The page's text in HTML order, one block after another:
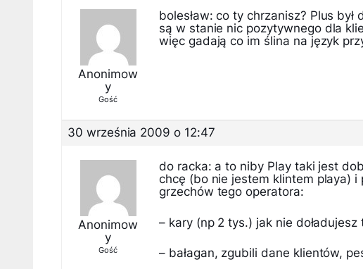
Anonimow
y
Gość
bolesław: co ty chrzanisz? Plus był
są w stanie nic pozytywnego dla
więc gadają co im ślina na język
30 września 2009 o 12:47
Anonimow
y
Gość
do racka: a to niby Play taki jest
chcę (bo nie jestem klintem playa) i
grzechów tego operatora:
– kary (np 2 tys.) jak nie
– bałagan, zgubili dane klientów,